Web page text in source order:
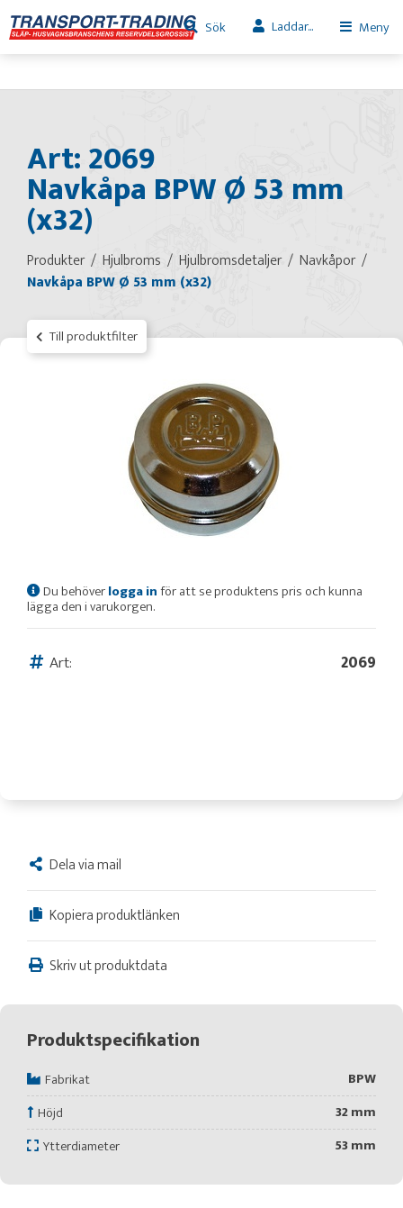
Sök Laddar... Meny
Art: 2069
Navkåpa BPW Ø 53 mm
(x32)
Produkter Hjulbroms Hjulbromsdetaljer
Navkåpor
Navkåpa BPW Ø 53 mm (x32)
Till produktfilter
Du behöverlogga inför att se produktens pris och kunna
lägga den i varukorgen.
Art: 2069
Dela via mail
Kopiera produktlänken
Skriv ut produktdata
Produktspecifikation
Fabrikat
BPW
Höjd
32 mm
Ytterdiameter
53 mm